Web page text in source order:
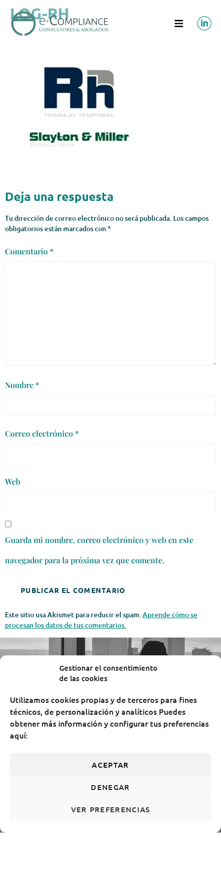
Gestionar el consentimiento
de las cookies
Utilizamos cookies propias y de terceros para fines
técnicos, de personalización y analíticos Puedes
obtener más información y configurar tus preferencias
aquí:
ACEPTAR
DENEGAR
VER PREFERENCIAS
LOG-RH
Deja una respuesta
Tu dirección de correo electrónico no será publicada. Los campos
obligatorios están marcados con*
Comentario *
Nombre *
Correo electrónico *
Web
Guarda mi nombre, correo electrónico y web en este
navegador para la próxima vez que comente.
Este sitio usa Akismet para reducir el spam. Aprende cómo se
procesan los datos de tus comentarios.